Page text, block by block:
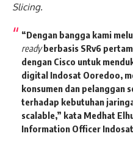
Slicing.
“Dengan bangga kami
readyberbasis SRv6
dengan Cisco untuk
digital Indosat Ooredoo,
konsumen dan pelanggan
terhadap kebutuhan
scalable,” kata Medhat
Information Officer